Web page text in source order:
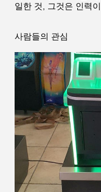
일한 것, 그것은 인력
사람들의 관심